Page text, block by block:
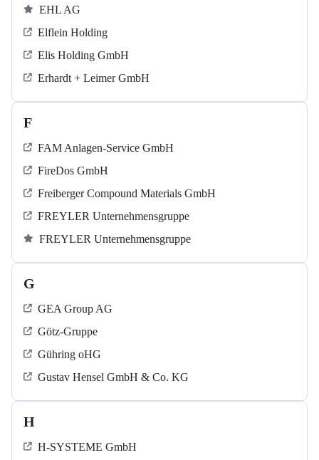
EHL AG
Elflein Holding
Elis Holding GmbH
Erhardt + Leimer GmbH
F
FAM Anlagen-Service GmbH
FireDos GmbH
Freiberger Compound Materials GmbH
FREYLER Unternehmensgruppe
FREYLER Unternehmensgruppe
G
GEA Group AG
Götz-Gruppe
Gühring oHG
Gustav Hensel GmbH & Co. KG
H
H-SYSTEME GmbH